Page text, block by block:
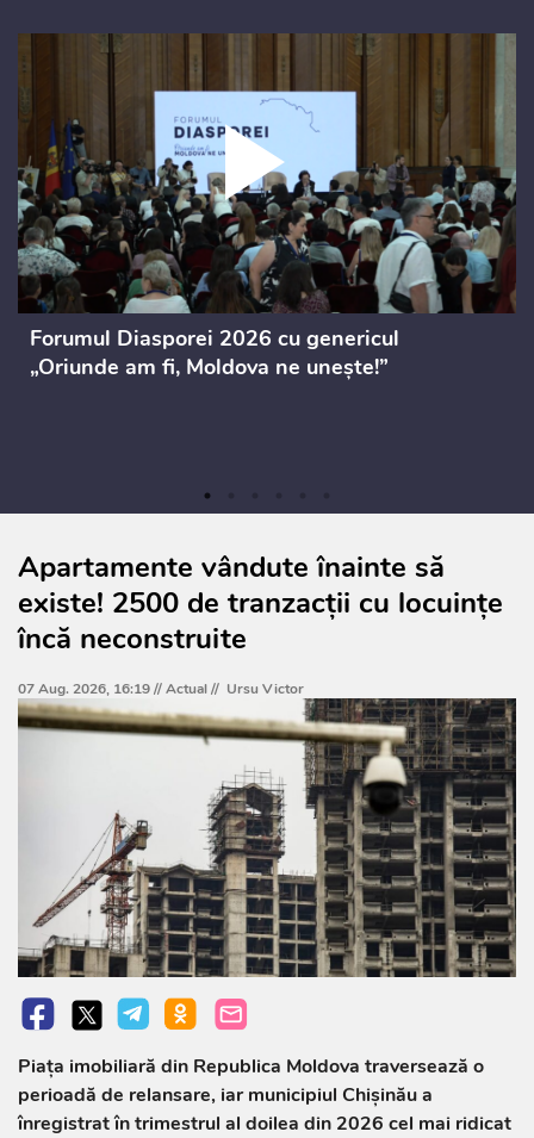
Forumul Diasporei 2026 cu genericul
„Oriunde am fi, Moldova ne unește!”
Apartamente vândute înainte să
existe! 2500 de tranzacții cu locuințe
încă neconstruite
07 Aug. 2026, 16:19 //Actual// Ursu Victor
Piața imobiliară din Republica Moldova traversează o
perioadă de relansare, iar municipiul Chișinău a
înregistrat în trimestrul al doilea din 2026 cel mai ridicat